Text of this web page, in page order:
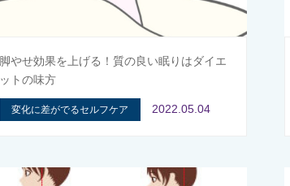
脚やせ効果を上げる！質の良い眠りはダイエ
ットの味方
変化に差がでるセルフケア 2022.05.04